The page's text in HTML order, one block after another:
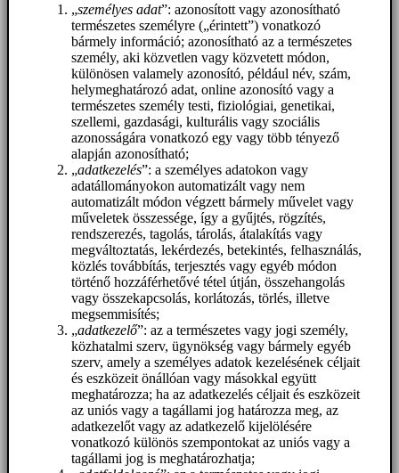
„személyes adat”: azonosított vagy azonosítható
természetes személyre („érintett”) vonatkozó
bármely információ; azonosítható az a természetes
személy, aki közvetlen vagy közvetett módon,
különösen valamely azonosító, például név, szám,
helymeghatározó adat, online azonosító vagy a
természetes személy testi, fiziológiai, genetikai,
szellemi, gazdasági, kulturális vagy szociális
azonosságára vonatkozó egy vagy több tényező
alapján azonosítható;
„adatkezelés”: a személyes adatokon vagy
adatállományokon automatizált vagy nem
automatizált módon végzett bármely művelet vagy
műveletek összessége, így a gyűjtés, rögzítés,
rendszerezés, tagolás, tárolás, átalakítás vagy
megváltoztatás, lekérdezés, betekintés, felhasználás,
közlés továbbítás, terjesztés vagy egyéb módon
történő hozzáférhetővé tétel útján, összehangolás
vagy összekapcsolás, korlátozás, törlés, illetve
megsemmisítés;
„adatkezelő”: az a természetes vagy jogi személy,
közhatalmi szerv, ügynökség vagy bármely egyéb
szerv, amely a személyes adatok kezelésének céljait
és eszközeit önállóan vagy másokkal együtt
meghatározza; ha az adatkezelés céljait és eszközeit
az uniós vagy a tagállami jog határozza meg, az
adatkezelőt vagy az adatkezelő kijelölésére
vonatkozó különös szempontokat az uniós vagy a
tagállami jog is meghatározhatja;